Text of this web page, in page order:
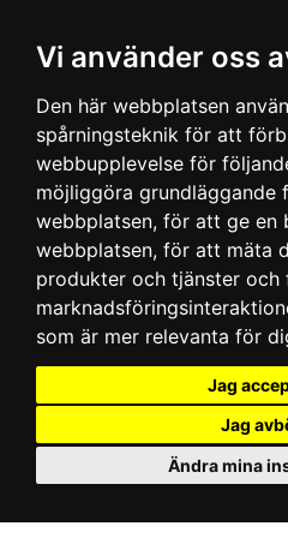
Vi använder oss
Den här webbplatsen
spårningsteknik för att
webbupplevelse för
möjliggöra grundläggande
webbplatsen, för att ge en
webbplatsen, för att mäta
produkter och tjänster och
som är mer relevanta för
Jag
Jag
Ändra mina